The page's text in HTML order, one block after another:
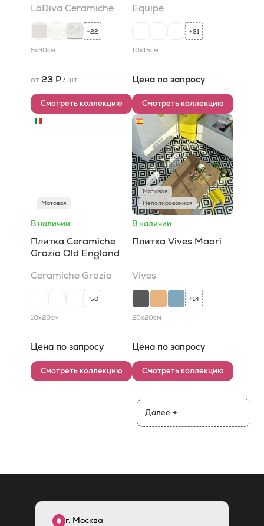
LaDiva Сeramiche
+22
5x30см
от 23 Р/ шт
Смотреть коллекцию
Equipe
+31
10x15см
Цена по запросу
Смотреть коллекцию
Матовая
В наличии
Плитка Ceramiche
Grazia Old England
Ceramiche Grazia
+50
10x20см
Цена по запросу
Смотреть коллекцию
Матовая
Неполированная
В наличии
Плитка Vives Maori
Vives
+14
20x20см
Цена по запросу
Смотреть коллекцию
Далее →
г. Москва